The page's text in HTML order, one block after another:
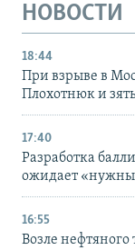
НОВОСТИ
18:44
При взрыве в
Плохотнюк и
17:40
Разработка
ожидает
16:55
Возле